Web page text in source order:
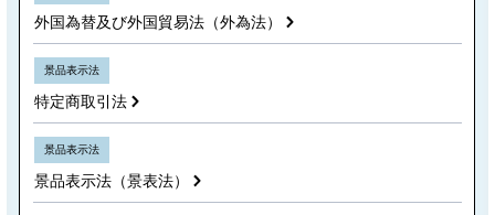
外国為替及び外国貿易法（外為法）
景品表示法
特定商取引法
景品表示法
景品表示法（景表法）